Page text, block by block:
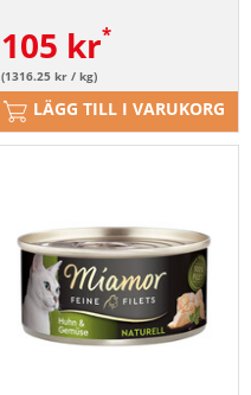
105 kr
(1316.25 kr / kg)
LÄGG TILL I VARUKORG